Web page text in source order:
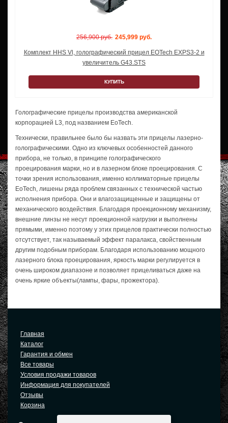
256,900 руб. 245,999 руб.
Комплект HHS Vl, голографический прицел EOTech EXPS3-2 и
увеличитель G43.STS
КУПИТЬ
Голографические прицелы производства американской
корпорацией L3, под названием EoTech.
Технически, правильнее было бы назвать эти прицелы лазерно-
голографическими. Одно из ключевых особенностей данного
прибора, не только, в принципе голографического
проецирования марки, но и в лазерном блоке проецирования. C
точки зрения использования, именно коллиматорные прицелы
EoTech, лишены ряда проблем связанных с технической частью
исполнения прибора. Они и влагозащищенные и защищены от
механического воздействия. Благодаря проекционному механизму,
внешние линзы не несут проекционной нагрузки и выполнены
прямыми, именно поэтому у этих прицелов практически полностью
отсутствует, так называемый эффект паралакса, свойственным
другим подобным приборам. Благодаря использованию мощного
лазерного блока проецирования, яркость марки регулируется в
очень широком диапазоне и позволяет прицеливаться даже на
очень яркие объекты(лампы, фары, прожектора).
Главная
Каталог
Гарантия и обмен
Все товары
Условия продажи товаров
Информация для покупателей
Отзывы
Корзина